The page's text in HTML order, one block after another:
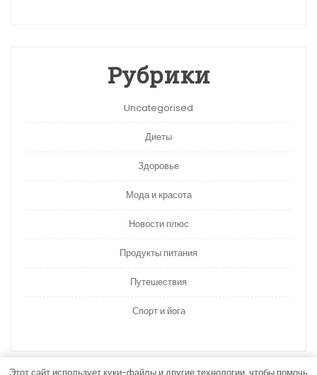
Рубрики
Uncategorised
Диеты
Здоровье
Мода и красота
Новости плюс
Продукты питания
Путешествия
Спорт и йога
Этот сайт использует куки-файлы и другие технологии, чтобы помочь